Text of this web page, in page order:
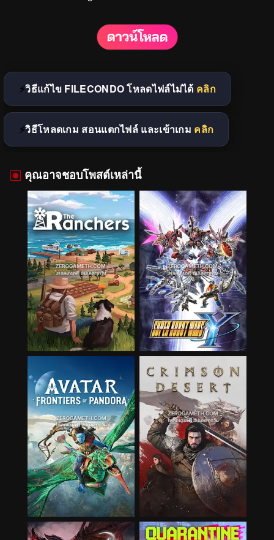
วิธีแก้ไข FILECONDO โหลดไฟล์ไม่ได้ คลิก
วิธีโหลดเกม สอนแตกไฟล์ และเข้าเกม คลิก
คุณอาจชอบโพสต์เหล่านี้